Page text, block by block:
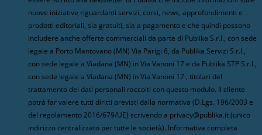
nuove iniziative riguardanti servizi, corsi, news, approfondimenti e
prodotti editoriali, sia gratuiti, sia a pagamento e che quindi possono
includere anche offerte commerciali da parte di Publika S.r.l., con sede
legale a Porto Mantovano (MN) Via Parigi 6, da Publika Servizi S.r.l.,
con sede legale a Viadana (MN) in Via Vanoni 17 e da Publika STP S.r.l.,
con sede legale a Viadana (MN) in Via Vanoni 17., titolari del
trattamento dei dati personali raccolti con questo modulo. Il cliente
potrà far valere tutti diritti previsti dalla normativa (D.Lgs. 196/2003 e
del regolamento 2016/679/UE) scrivendo a privacy@publika.it (unico
indirizzo centralizzato per tutte le società). Informativa completa